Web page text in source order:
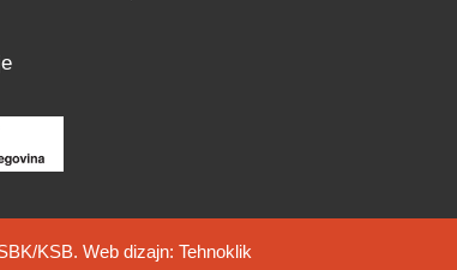
KSB. Web dizajn: Tehnoklik